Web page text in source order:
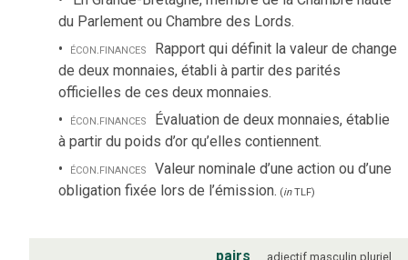
du Parlement ou Chambre des Lords.
écon.finances Rapport qui définit la valeur de change
de deux monnaies, établi à partir des parités
officielles de ces deux monnaies.
écon.finances Évaluation de deux monnaies, établie
à partir du poids d’or qu’elles contiennent.
écon.finances Valeur nominale d’une action ou d’une
obligation fixée lors de l’émission. (inTLF)
pairs adjectif masculin pluriel